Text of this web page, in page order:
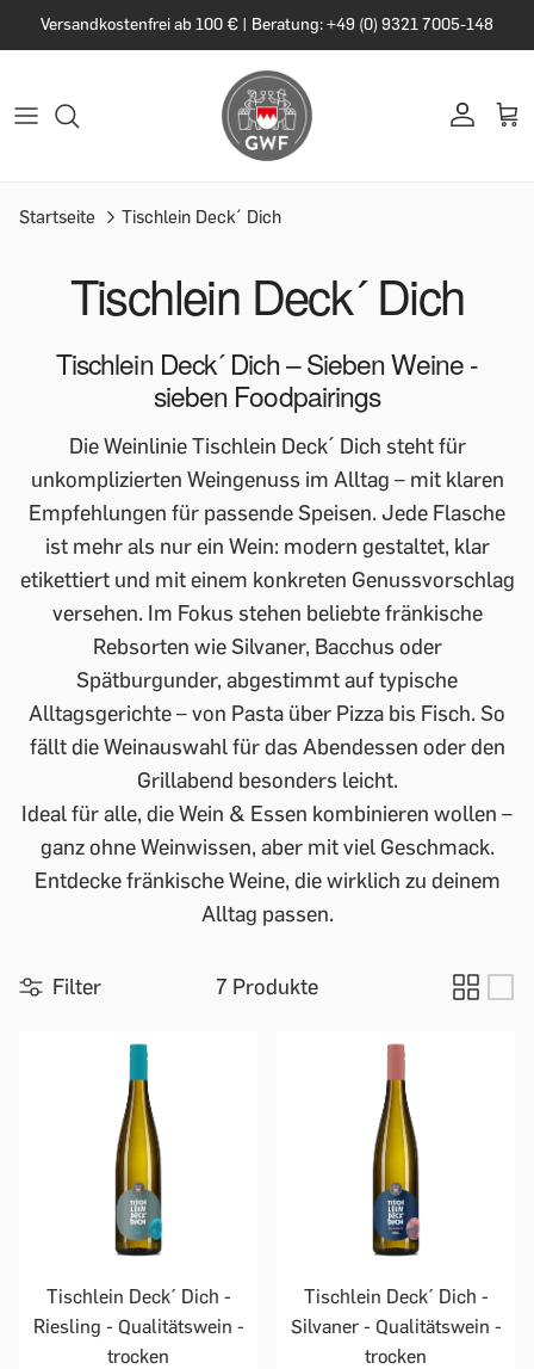
Versandkostenfrei ab 100 € | Beratung: +49 (0) 9321 7005-148
Startseite Tischlein Deck´ Dich
Tischlein Deck´ Dich
Tischlein Deck´ Dich – Sieben Weine -
sieben Foodpairings
Die Weinlinie Tischlein Deck´ Dich steht für
unkomplizierten Weingenuss im Alltag – mit klaren
Empfehlungen für passende Speisen. Jede Flasche
ist mehr als nur ein Wein: modern gestaltet, klar
etikettiert und mit einem konkreten Genussvorschlag
versehen. Im Fokus stehen beliebte fränkische
Rebsorten wie Silvaner, Bacchus oder
Spätburgunder, abgestimmt auf typische
Alltagsgerichte – von Pasta über Pizza bis Fisch. So
fällt die Weinauswahl für das Abendessen oder den
Grillabend besonders leicht.
Ideal für alle, die Wein & Essen kombinieren wollen –
ganz ohne Weinwissen, aber mit viel Geschmack.
Entdecke fränkische Weine, die wirklich zu deinem
Alltag passen.
Filter 7 Produkte
Tischlein Deck´ Dich -
Riesling - Qualitätswein -
trocken
Tischlein Deck´ Dich -
Silvaner - Qualitätswein -
trocken